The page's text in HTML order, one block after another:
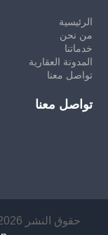
الرئيسية
من نحن
خدماتنا
المدونة العقارية
تواصل معنا
تواصل معنا
حقوق النشر 2026 © جميع الحقوق محفوظة